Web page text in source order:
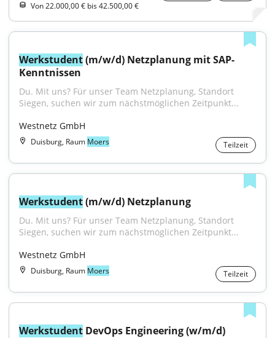
Von 22.000,00 € bis 42.500,00 €
Werkstudent (m/w/d) Netzplanung mit SAP-
Kenntnissen
Du. Mit uns? Für unser Team Netzplanung, Standort
Siegen, suchen wir zum nächstmöglichen Zeitpunkt...
Westnetz GmbH
Duisburg, Raum Moers Teilzeit
Werkstudent (m/w/d) Netzplanung
Du. Mit uns? Für unser Team Netzplanung, Standort
Siegen, suchen wir zum nächstmöglichen Zeitpunkt...
Westnetz GmbH
Duisburg, Raum Moers Teilzeit
Werkstudent DevOps Engineering (w/m/d)